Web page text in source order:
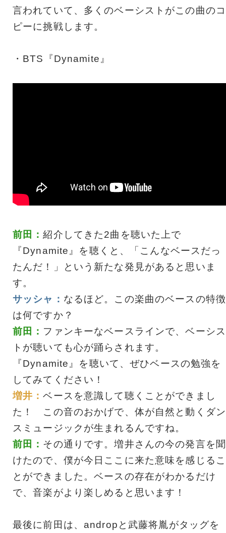
言われていて、多くのベーシストがこの曲のコ
ピーに挑戦します。
・BTS『Dynamite』
前田：紹介してきた2曲を聴いた上で
『Dynamite』を聴くと、「こんなベースだっ
たんだ！」という新たな発見があると思いま
す。
サッシャ： なるほど。この楽曲のベースの特徴
は何ですか？
前田： ファンキーなベースラインで、ベーシス
トが聴いても心が踊らされます。
『Dynamite』を聴いて、ぜひベースの勉強を
してみてください！
増井：ベースを意識して聴くことができまし
た！ この音のおかげで、体が自然と動くダン
スミュージックが生まれるんですね。
前田： その通りです。増井さんの今の発言を聞
けたので、僕が今日ここに来た意味を感じるこ
とができました。ベースの存在がわかるだけ
で、音楽がより楽しめると思います！
最後に前田は、andropと武藤将胤がタッグを